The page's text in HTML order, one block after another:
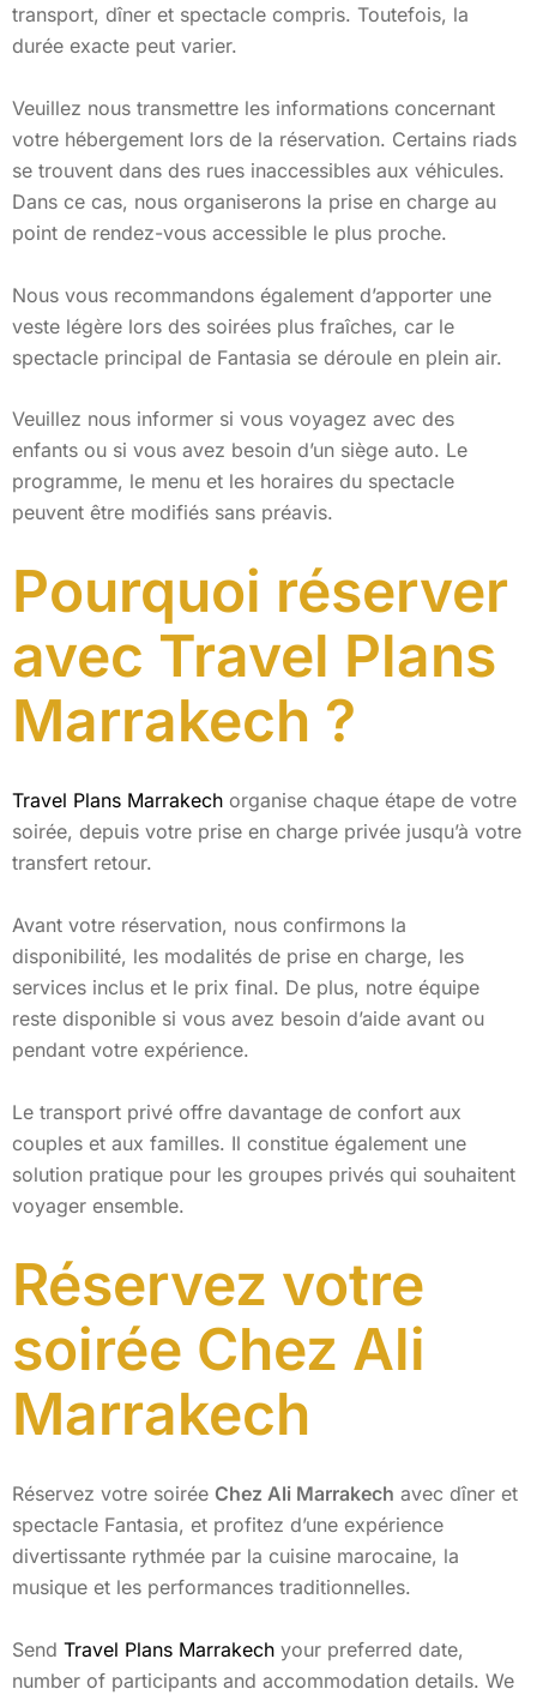
transport, dîner et spectacle compris. Toutefois, la
durée exacte peut varier.
Veuillez nous transmettre les informations concernant
votre hébergement lors de la réservation. Certains riads
se trouvent dans des rues inaccessibles aux véhicules.
Dans ce cas, nous organiserons la prise en charge au
point de rendez-vous accessible le plus proche.
Nous vous recommandons également d’apporter une
veste légère lors des soirées plus fraîches, car le
spectacle principal de Fantasia se déroule en plein air.
Veuillez nous informer si vous voyagez avec des
enfants ou si vous avez besoin d’un siège auto. Le
programme, le menu et les horaires du spectacle
peuvent être modifiés sans préavis.
Pourquoi réserver
avec Travel Plans
Marrakech ?
Travel Plans Marrakech organise chaque étape de votre
soirée, depuis votre prise en charge privée jusqu’à votre
transfert retour.
Avant votre réservation, nous confirmons la
disponibilité, les modalités de prise en charge, les
services inclus et le prix final. De plus, notre équipe
reste disponible si vous avez besoin d’aide avant ou
pendant votre expérience.
Le transport privé offre davantage de confort aux
couples et aux familles. Il constitue également une
solution pratique pour les groupes privés qui souhaitent
voyager ensemble.
Réservez votre
soirée Chez Ali
Marrakech
Réservez votre soirée Chez Ali Marrakech avec dîner et
spectacle Fantasia, et profitez d’une expérience
divertissante rythmée par la cuisine marocaine, la
musique et les performances traditionnelles.
Send Travel Plans Marrakech your preferred date,
number of participants and accommodation details. We